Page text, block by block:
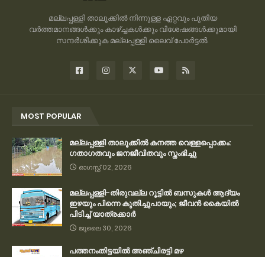
മല്ലപ്പള്ളി താലൂക്കിൽ നിന്നുള്ള ഏറ്റവും പുതിയ
വർത്തമാനങ്ങൾക്കും കാഴ്ച്ചകൾക്കും വിശേഷങ്ങൾക്കുമായി
സന്ദർശിക്കുക മല്ലപ്പള്ളി ലൈവ് പോർട്ടൽ.
MOST POPULAR
മല്ലപ്പള്ളി താലൂക്കിൽ കനത്ത വെള്ളപ്പൊക്കം:
ഗതാഗതവും ജനജീവിതവും സ്തംഭിച്ചു
ഓഗസ്റ്റ് 02, 2026
മല്ലപ്പള്ളി-തിരുവല്ല റൂട്ടിൽ ബസുകൾ ആദ്യം
ഇഴയും പിന്നെ കുതിച്ചുപായും; ജീവൻ കൈയിൽ
പിടിച്ച് യാത്രക്കാർ
ജൂലൈ 30, 2026
പത്തനംതിട്ടയിൽ അഞ്ചിരട്ടി മഴ